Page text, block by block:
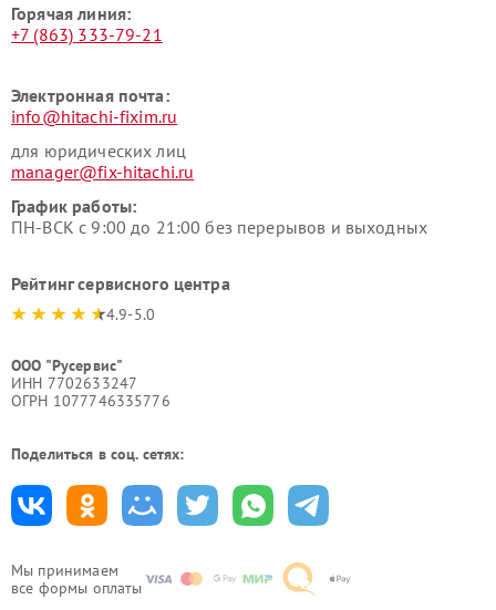
Мы принимаем
все формы оплаты
Горячая линия:
+7 (863) 333-79-21
Электронная почта:
info@hitachi-fixim.ru
для юридических лиц
manager@fix-hitachi.ru
График работы:
ПН-ВСК с 9:00 до 21:00 без перерывов и выходных
Рейтинг сервисного центра
4.9-5.0
ООО "Русервис"
ИНН 7702633247
ОГРН 1077746335776
Поделиться в соц. сетях: